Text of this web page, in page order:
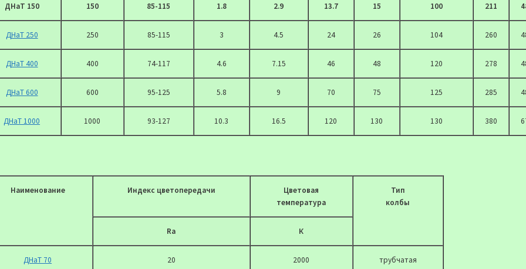
ДНаТ 150 150 85-115 1.8 2.9 13.7 15 100 211
ДНаТ 250 250 85-115 3 4.5 24 26 104 260
ДНаТ 400 400 74-117 4.6 7.15 46 48 120 278
ДНаТ 600 600 95-125 5.8 9 70 75 125 285
ДНаТ 1000 1000 93-127 10.3 16.5 120 130 130 380
Наименование Индекс цветопередачи
Цветовая
температура
Тип
колбы
Ra К
ДНаТ 70 20 2000 трубчатая